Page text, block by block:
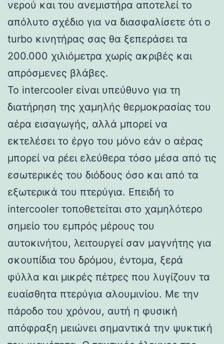
νερού και του ανεμιστήρα αποτελεί το
απόλυτο σχέδιο για να διασφαλίσετε ότι ο
turbo κινητήρας σας θα ξεπεράσει τα
200.000 χιλιόμετρα χωρίς ακριβές και
απρόσμενες βλάβες.
Το intercooler είναι υπεύθυνο για τη
διατήρηση της χαμηλής θερμοκρασίας του
αέρα εισαγωγής, αλλά μπορεί να
εκτελέσει το έργο του μόνο εάν ο αέρας
μπορεί να ρέει ελεύθερα τόσο μέσα από τις
εσωτερικές του διόδους όσο και από τα
εξωτερικά του πτερύγια. Επειδή το
intercooler τοποθετείται στο χαμηλότερο
σημείο του εμπρός μέρους του
αυτοκινήτου, λειτουργεί σαν μαγνήτης για
σκουπίδια του δρόμου, έντομα, ξερά
φύλλα και μικρές πέτρες που λυγίζουν τα
ευαίσθητα πτερύγια αλουμινίου. Με την
πάροδο του χρόνου, αυτή η φυσική
απόφραξη μειώνει σημαντικά την ψυκτική